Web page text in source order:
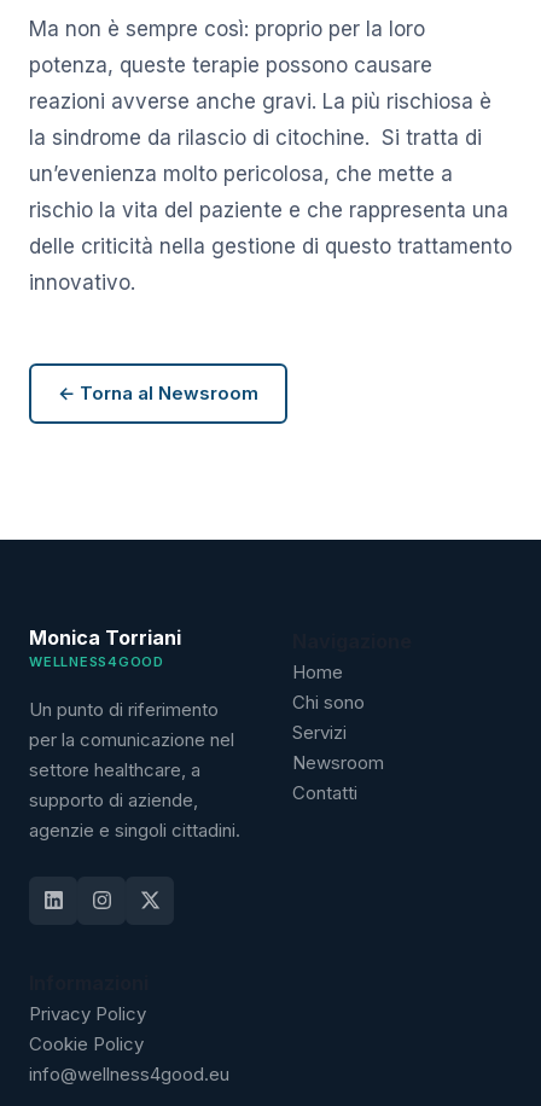
Ma non è sempre così: proprio per la loro
potenza, queste terapie possono causare
reazioni avverse anche gravi. La più rischiosa è
la sindrome da rilascio di citochine. Si tratta di
un’evenienza molto pericolosa, che mette a
rischio la vita del paziente e che rappresenta una
delle criticità nella gestione di questo trattamento
innovativo.
← Torna al Newsroom
Monica Torriani
WELLNESS4GOOD
Un punto di riferimento
per la comunicazione nel
settore healthcare, a
supporto di aziende,
agenzie e singoli cittadini.
Home
Chi sono
Servizi
Newsroom
Contatti
Privacy Policy
Cookie Policy
info@wellness4good.eu